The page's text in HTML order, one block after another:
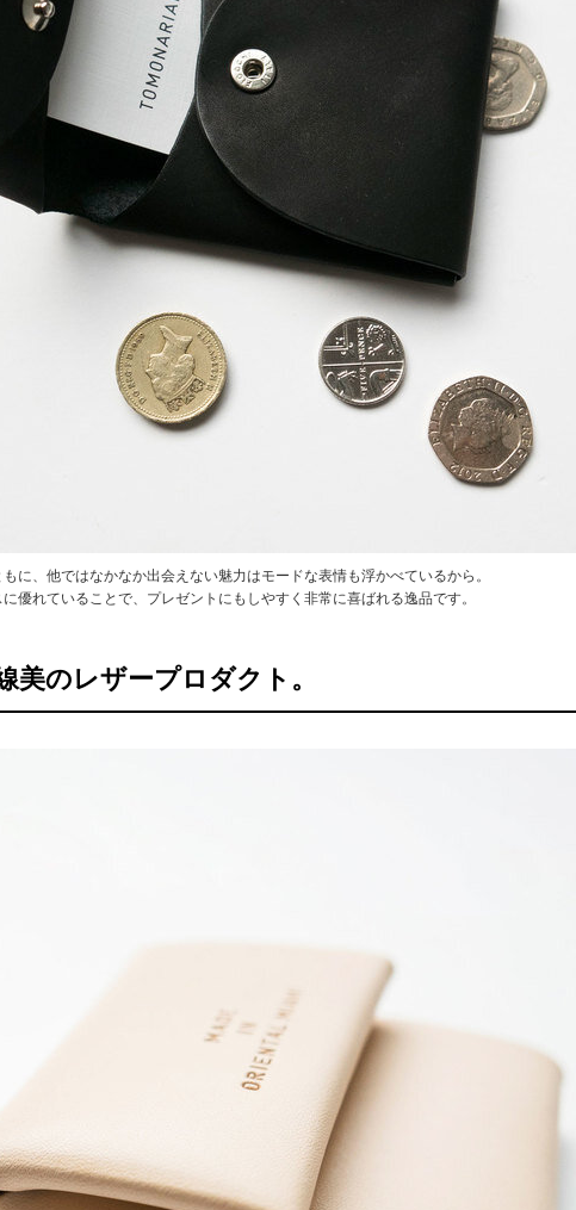
に、他ではなかなか出会えない魅力はモードな表情も浮かべているから。
優れていることで、プレゼントにもしやすく非常に喜ばれる逸品です。
美のレザープロダクト。